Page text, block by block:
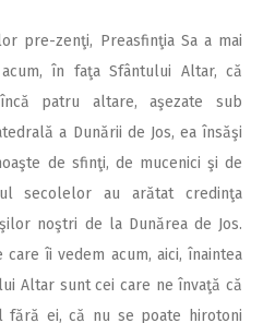
pre-zenţi, Preasfinţia Sa a mai
în faţa Sfântului Altar, că
patru altare, aşezate sub
a Dunării de Jos, ea însăşi
de sfinţi, de mucenici şi de
secolelor au arătat credinţa
noştri de la Dunărea de Jos.
care îi vedem acum, aici, înaintea
Altar sunt cei care ne învaţă că
fără ei, că nu se poate hirotoni